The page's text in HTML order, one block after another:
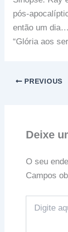
pós-
então um
“Glória aos
PREVIOUS
Deixe
O seu
Campos
aqui...